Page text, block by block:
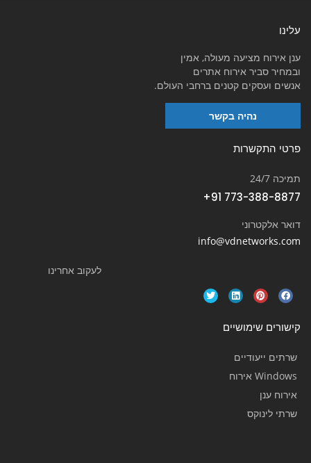
עלינו
ענן אירוח מציעה מעולה, אמין
ובמחיר סביר אירוח אתרים
אנשים ועסקים קטנים ברחבי העולם.
נהיה בקשר
פרטי התקשרות
תמיכה 24/7
+91 773-388-8877
דואר אלקטרוני
info@vdnetworks.com
לעקוב אחרינו
קישורים שימושיים
שרתים ייעודיים
Windows אירוח
אירוח ענן
שרתי לינוקס